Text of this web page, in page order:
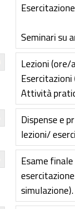
Seminari su
Lezioni (ore/
Attività
Dispense e
lezioni/
Esame
simulazione).